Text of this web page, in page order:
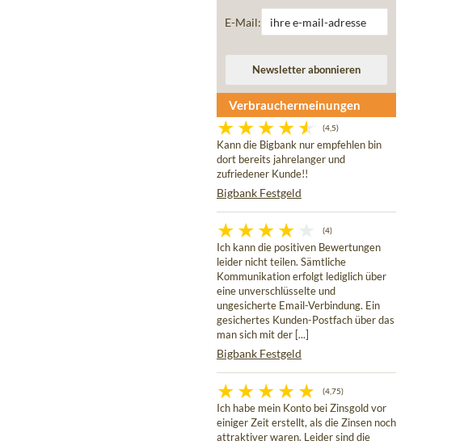
E-Mail:
Verbrauchermeinungen
(4,5)
Kann die Bigbank nur empfehlen bin
dort bereits jahrelanger und
zufriedener Kunde!!
Bigbank Festgeld
(4)
Ich kann die positiven Bewertungen
leider nicht teilen. Sämtliche
Kommunikation erfolgt lediglich über
eine unverschlüsselte und
ungesicherte Email-Verbindung. Ein
gesichertes Kunden-Postfach über das
man sich mit der [...]
Bigbank Festgeld
(4,75)
Ich habe mein Konto bei Zinsgold vor
einiger Zeit erstellt, als die Zinsen noch
attraktiver waren. Leider sind die